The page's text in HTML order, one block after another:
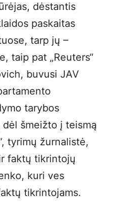
dėstantis
paskaitas
tarp jų –
taip pat „Reuters“
buvusi JAV
tarybos
šmeižto į teismą
tyrimų žurnalistė,
faktų tikrintojų
kuri ves
tikrintojams.